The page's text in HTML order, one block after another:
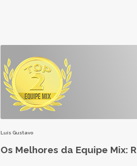
Luís Gustavo
Os Melhores da Equipe Mix: